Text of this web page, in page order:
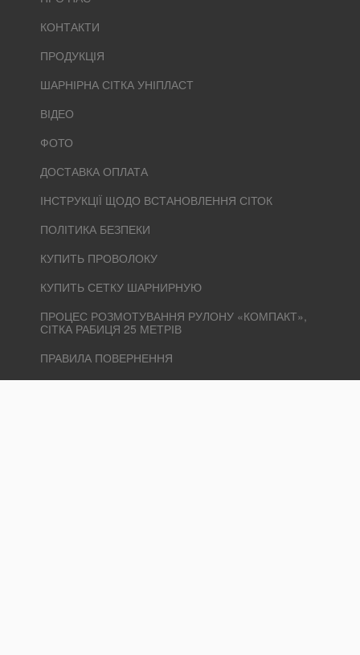
КОНТАКТИ
ПРОДУКЦІЯ
ШАРНІРНА СІТКА УНІПЛАСТ
ВІДЕО
ФОТО
ДОСТАВКА ОПЛАТА
ІНСТРУКЦІЇ ЩОДО ВСТАНОВЛЕННЯ СІТОК
ПОЛІТИКА БЕЗПЕКИ
КУПИТЬ ПРОВОЛОКУ
КУПИТЬ СЕТКУ ШАРНИРНУЮ
ПРОЦЕС РОЗМОТУВАННЯ РУЛОНУ «КОМПАКТ»,
СІТКА РАБИЦЯ 25 МЕТРІВ
ПРАВИЛА ПОВЕРНЕННЯ